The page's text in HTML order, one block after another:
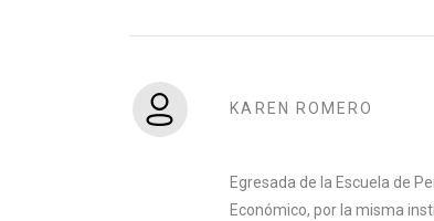
KAREN ROMERO
Egresada de la Escuela de
Económico, por la misma